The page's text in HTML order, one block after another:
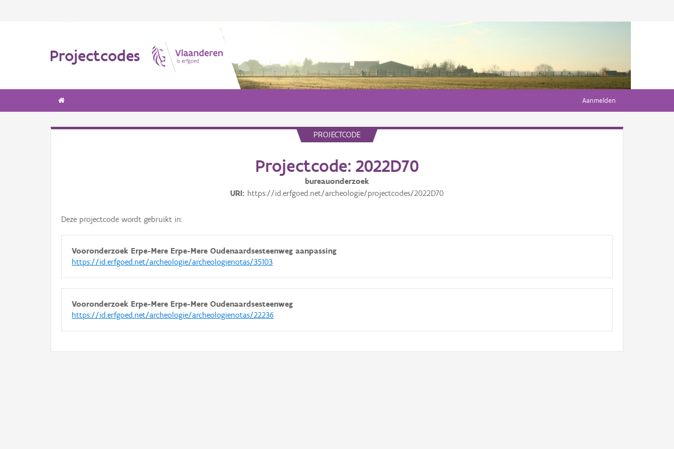
Projectcodes
Aanmelden
PROJECTCODE
Projectcode: 2022D70
bureauonderzoek
URI https://id.erfgoed.net/archeologie/projectcodes/2022D70
Deze projectcode wordt gebruikt in:
Vooronderzoek Erpe-Mere Erpe-Mere Oudenaardsesteenweg aanpassing
https://id.erfgoed.net/archeologie/archeologienotas/35103
Vooronderzoek Erpe-Mere Erpe-Mere Oudenaardsesteenweg
https://id.erfgoed.net/archeologie/archeologienotas/22236